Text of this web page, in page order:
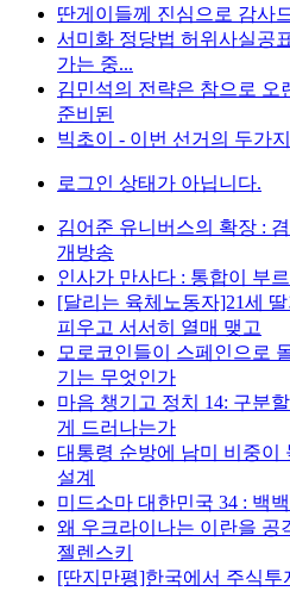
딴게이들께 진심으로 감사
서미화 정당법 허위사실공
가는 중...
김민석의 전략은 참으로 오
준비된
빅초이 - 이번 선거의 두가
로그인 상태가 아닙니다.
김어준 유니버스의 확장 :
개방송
인사가 만사다 : 통합이 부
[달리는 육체노동자]21세
피우고 서서히 열매 맺고
모로코인들이 스페인으로
기는 무엇인가
마음 챙기고 정치 14: 구분
게 드러나는가
대통령 순방에 남미 비중이
설계
미드소마 대한민국 34 : 백
왜 우크라이나는 이란을 공
젤렌스키
[딴지만평]한국에서 주식투